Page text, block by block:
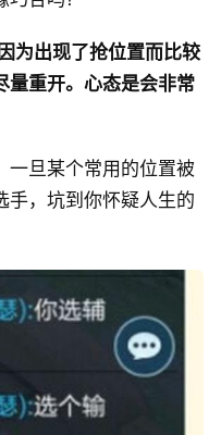
为出现了抢位置而比较
量重开。心态是会非常
一旦某个常用的位置被
手，坑到你怀疑人生的